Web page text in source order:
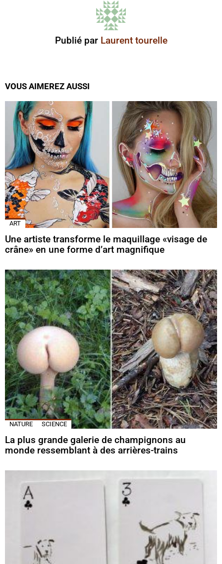
Publié par Laurent tourelle
VOUS AIMEREZ AUSSI
ART
Une artiste transforme le maquillage «visage de
crâne» en une forme d’art magnifique
NATURE SCIENCE
La plus grande galerie de champignons au
monde ressemblant à des arrières-trains